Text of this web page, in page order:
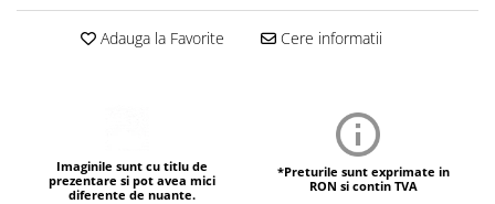
Adauga la Favorite Cere informatii
Imaginile sunt cu titlu de
prezentare si pot avea mici
diferente de nuante.
*Preturile sunt exprimate in
RON si contin TVA